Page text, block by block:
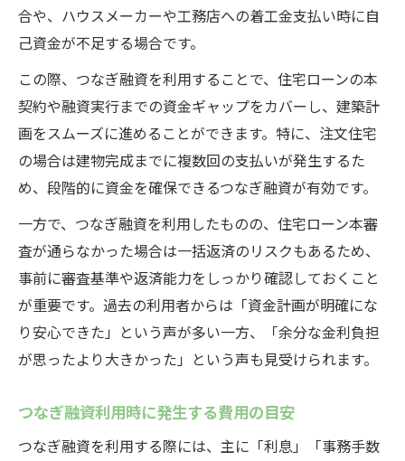
合や、ハウスメーカーや工務店への着工金支払い時に自
己資金が不足する場合です。
この際、つなぎ融資を利用することで、住宅ローンの本
契約や融資実行までの資金ギャップをカバーし、建築計
画をスムーズに進めることができます。特に、注文住宅
の場合は建物完成までに複数回の支払いが発生するた
め、段階的に資金を確保できるつなぎ融資が有効です。
一方で、つなぎ融資を利用したものの、住宅ローン本審
査が通らなかった場合は一括返済のリスクもあるため、
事前に審査基準や返済能力をしっかり確認しておくこと
が重要です。過去の利用者からは「資金計画が明確にな
り安心できた」という声が多い一方、「余分な金利負担
が思ったより大きかった」という声も見受けられます。
つなぎ融資利用時に発生する費用の目安
つなぎ融資を利用する際には、主に「利息」「事務手数